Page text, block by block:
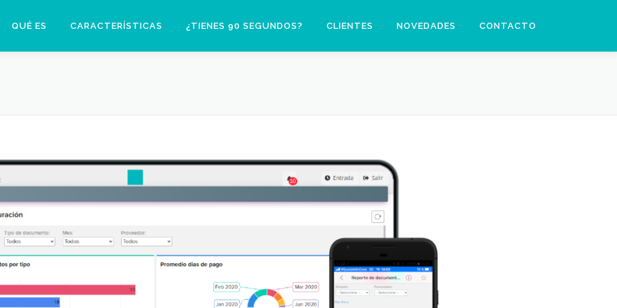
QUÉ ES CARACTERÍSTICAS ¿TIENES 90 SEGUNDOS? CLIENTES NOVEDADES CONTACTO